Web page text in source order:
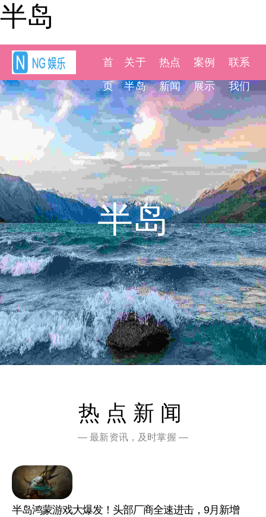
半岛
首
页
关于
半岛
热点
新闻
案例
展示
联系
我们
半岛
热点新闻
— 最新资讯，及时掌握 —
半岛鸿蒙游戏大爆发！头部厂商全速进击，9月新增